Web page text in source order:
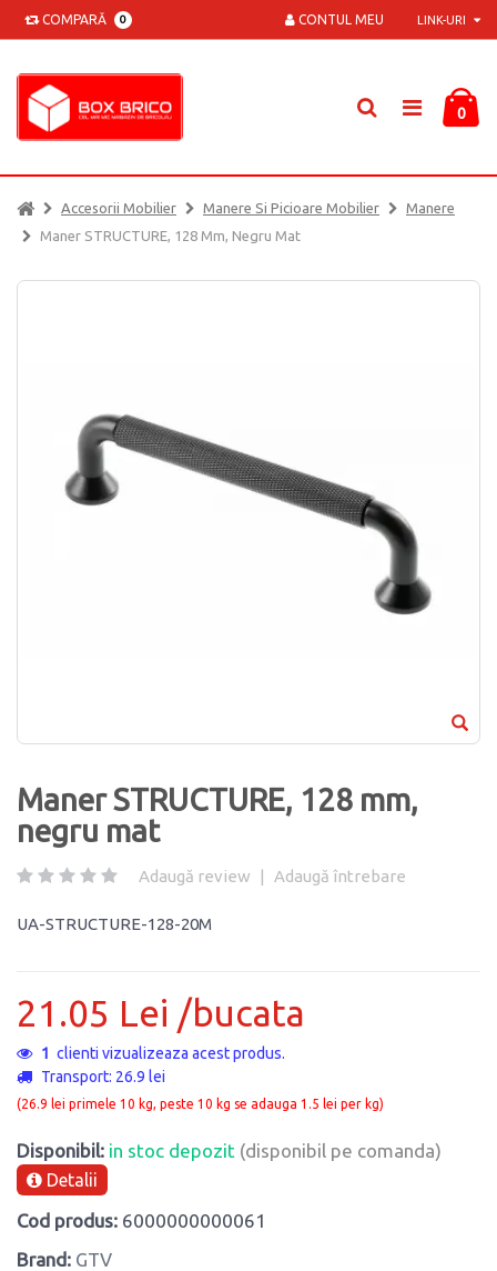
COMPARĂ 0 LINK-URI
CONTUL MEU
0
Accesorii Mobilier Manere Si Picioare Mobilier
Manere
Maner STRUCTURE, 128 Mm, Negru Mat
Maner STRUCTURE, 128 mm,
negru mat
Adaugă review | Adaugă întrebare
UA-STRUCTURE-128-20M
21.05 Lei /bucata
1 clienti vizualizeaza acest produs.
Transport: 26.9 lei
(26.9 lei primele 10 kg, peste 10 kg se adauga 1.5 lei per kg)
Disponibil: in stoc depozit (disponibil pe comanda)
Detalii
Cod produs: 6000000000061
Brand: GTV